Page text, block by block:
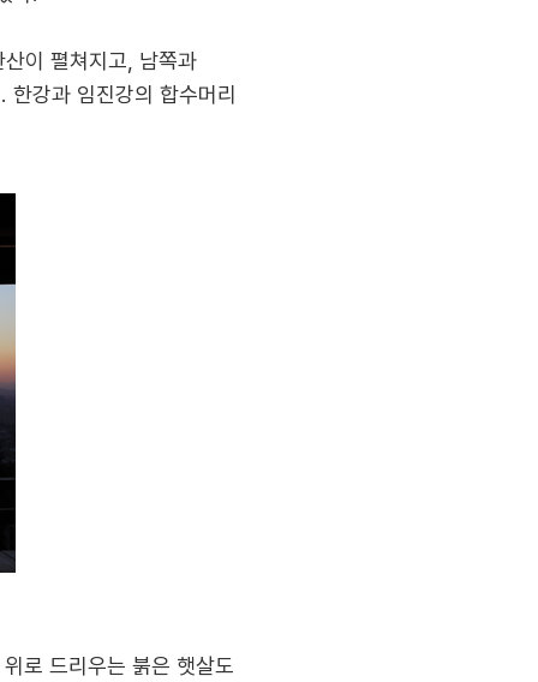
이 펼쳐지고, 남쪽과
강과 임진강의 합수머리
로 드리우는 붉은 햇살도